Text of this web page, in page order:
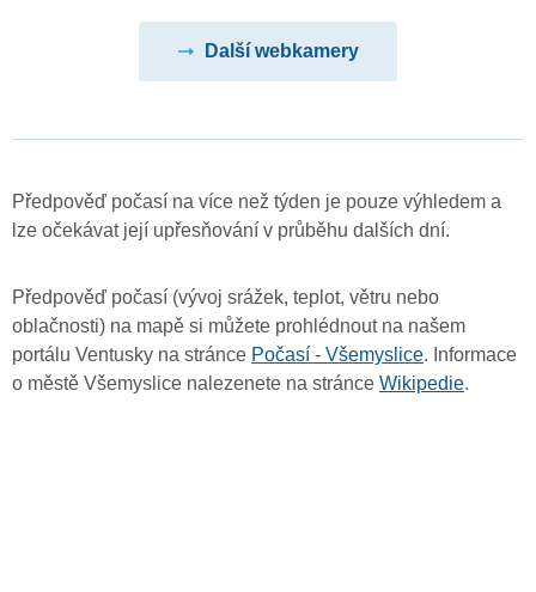
Další webkamery
Předpověď počasí na více než týden je pouze výhledem a
lze očekávat její upřesňování v průběhu dalších dní.
Předpověď počasí (vývoj srážek, teplot, větru nebo
oblačnosti) na mapě si můžete prohlédnout na našem
portálu Ventusky na stránce Počasí - Všemyslice. Informace
o městě Všemyslice nalezenete na stránce Wikipedie.